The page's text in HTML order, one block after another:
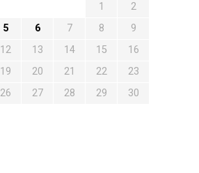
1
2
5 6 7 8
9
12 13 14 15
16
19 20 21 22
23
26 27 28 29
30